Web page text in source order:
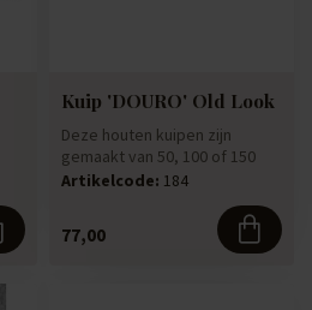
Kuip 'DOURO' Old Look
Deze houten kuipen zijn
gemaakt van 50, 100 of 150
liter houten vaten. Welke
Artikelcode: 184
77,00